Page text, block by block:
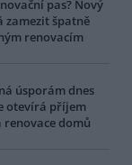
pas? Nový
zamezit špatně
renovacím
úsporám dnes
otevírá příjem
renovace domů